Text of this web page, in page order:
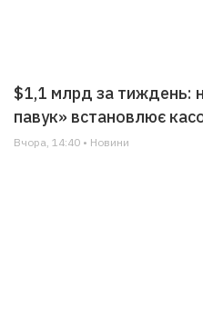
$1,1 млрд за тиждень:
павук» встановлює
Вчора, 14:40 • Новини